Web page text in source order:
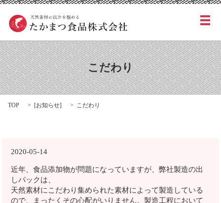
メ
こだわり
TOP [お知らせ] こだわり
2020-05-14
近年、食品添加物が問題になっていますが、弊社製造の出
しパックは、
天然素材にこだわり集められた素材によって製造している
ので、まったくその心配がいりません。製造工程において